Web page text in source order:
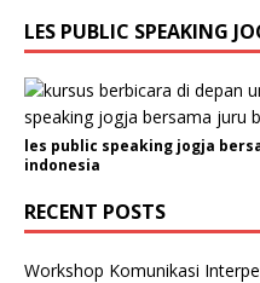
LES PUBLIC SPEAKING
les public speaking jogja
indonesia
RECENT POSTS
Workshop Komunikasi